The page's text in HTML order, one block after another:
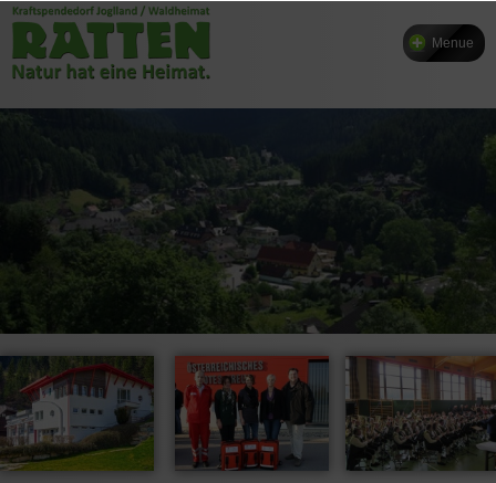
Menue